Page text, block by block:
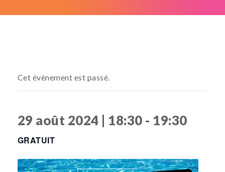
Cet évènement est passé.
29 août 2024 | 18:30 - 19:30
GRATUIT